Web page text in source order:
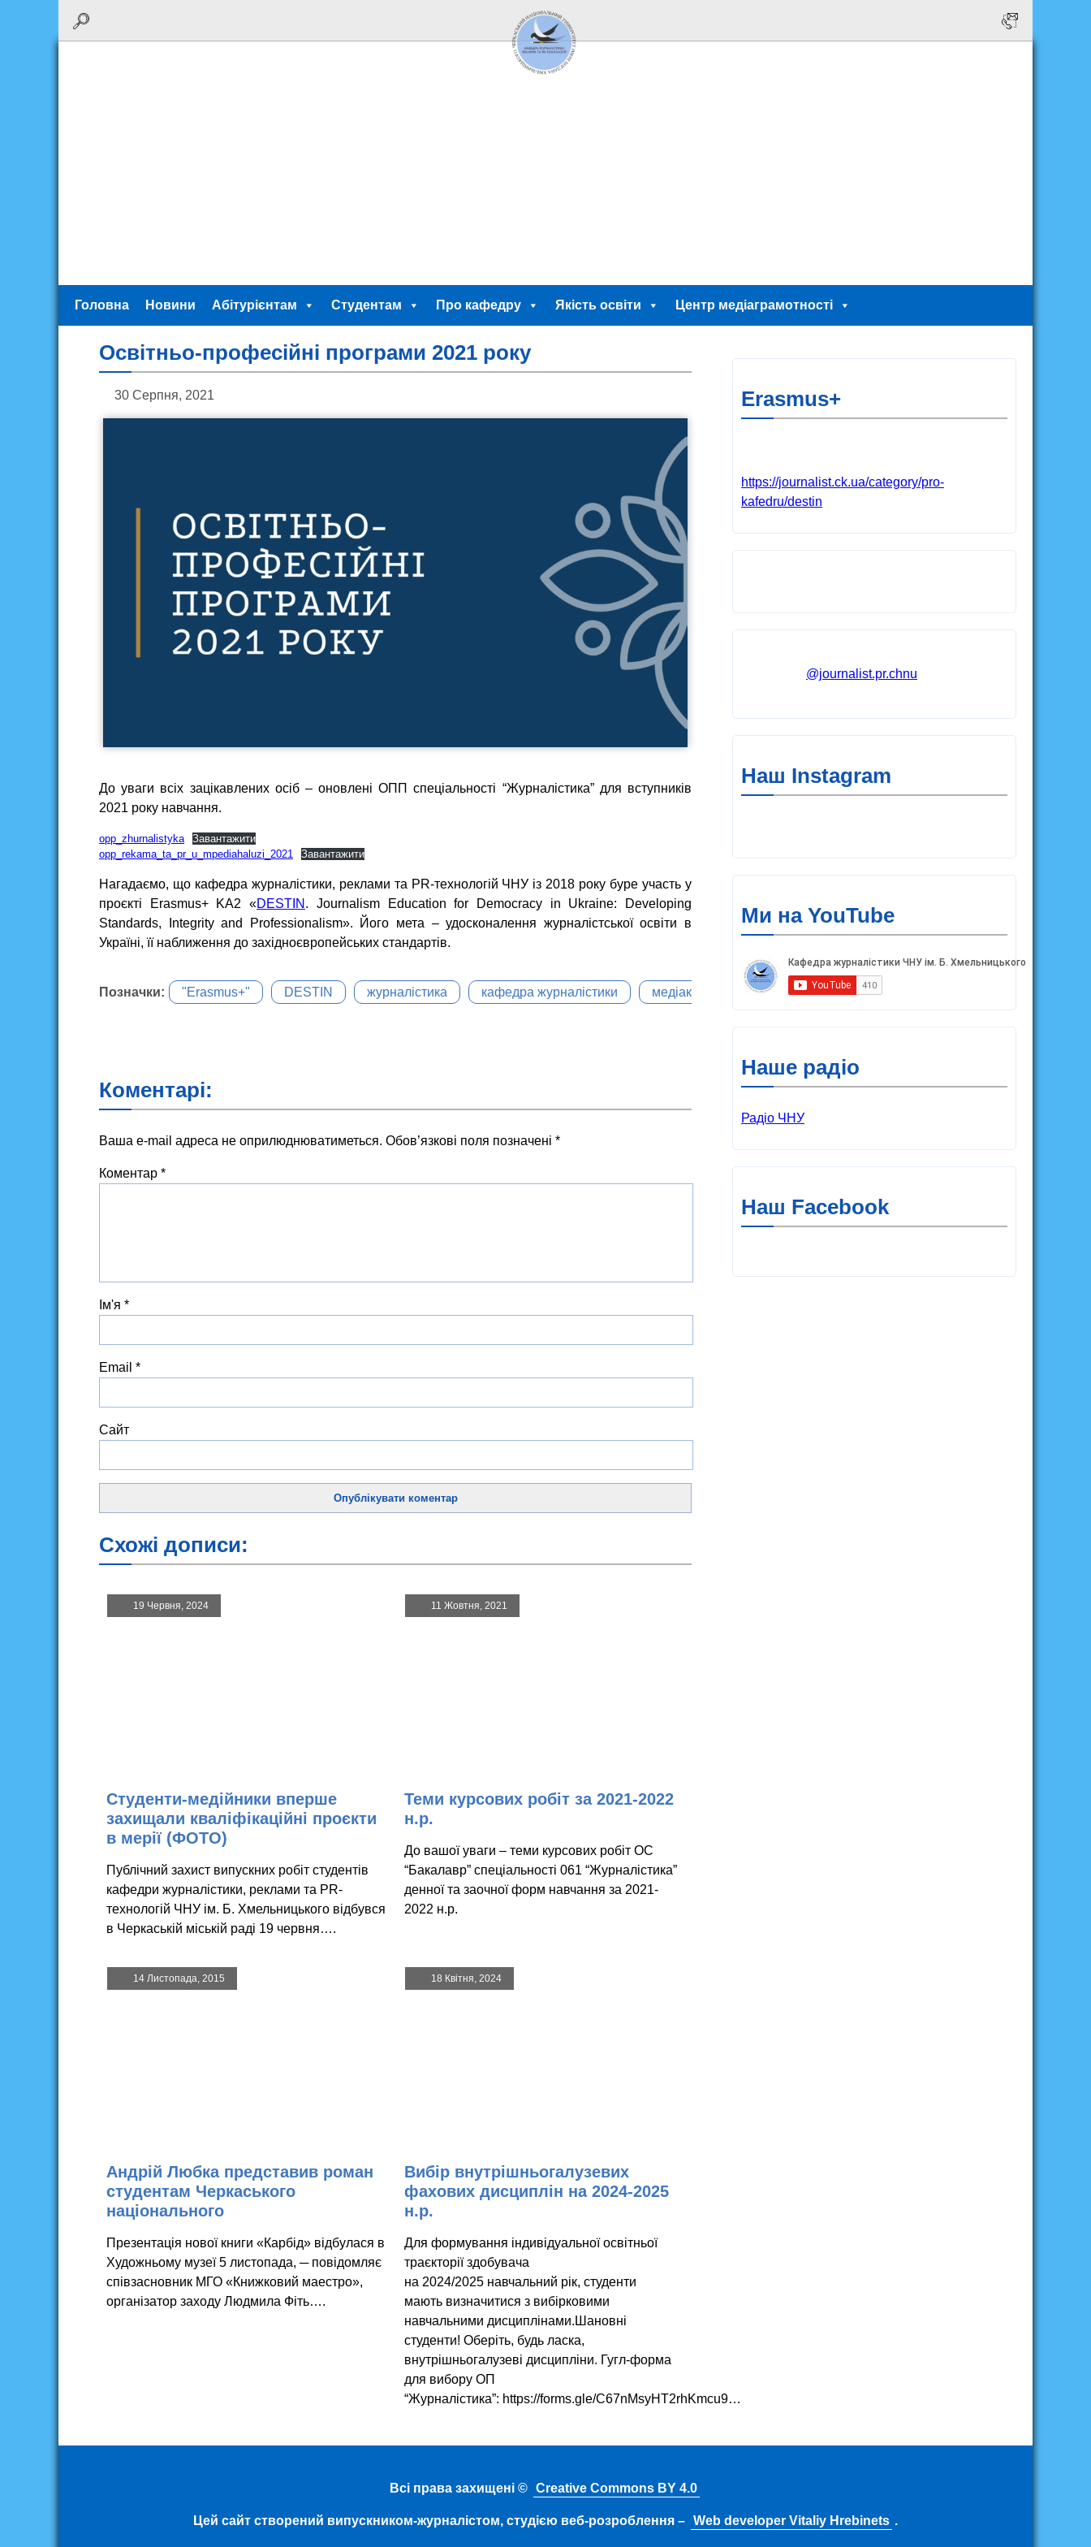
Головна Новини Абітурієнтам Студентам Про кафедру Якість освіти Центр медіаграмотності
Освітньо-професійні програми 2021 року
30 Серпня, 2021
До уваги всіх зацікавлених осіб – оновлені ОПП спеціальності “Журналістика” для вступників
2021 року навчання.
opp_zhurnalistyka
Завантажити
opp_rekama_ta_pr_u_mpediahaluzi_2021
Завантажити
Нагадаємо, що кафедра журналістики, реклами та PR-технологій ЧНУ із 2018 року буре участь у
проєкті Erasmus+ KA2 «DESTIN . Journalism Education for Democracy in Ukraine: Developing
Standards, Integrity and Professionalism». Його мета – удосконалення журналістської освіти в
Україні, її наближення до західноєвропейських стандартів.
Позначки: "Erasmus+" DESTIN журналістика кафедра журналістики медіакомунікації ЧНУ ім. Б. Хмельницького
Коментарі:
Ваша e-mail адреса не оприлюднюватиметься. Обов’язкові поля позначені *
Коментар *
Ім'я *
Email *
Сайт
Схожі дописи:
19 Червня, 2024
Студенти-медійники вперше
захищали кваліфікаційні проєкти
в мерії (ФОТО)
Публічний захист випускних робіт студентів
кафедри журналістики, реклами та PR-
технологій ЧНУ ім. Б. Хмельницького відбувся
в Черкаській міській раді 19 червня….
11 Жовтня, 2021
Теми курсових робіт за 2021-2022
н.р.
До вашої уваги – теми курсових робіт ОС
“Бакалавр” спеціальності 061 “Журналістика”
денної та заочної форм навчання за 2021-
2022 н.р.
14 Листопада, 2015
Андрій Любка представив роман
студентам Черкаського
національного
Презентація нової книги «Карбід» відбулася в
Художньому музеї 5 листопада, ─ повідомляє
співзасновник МГО «Книжковий маестро»,
організатор заходу Людмила Фіть….
18 Квітня, 2024
Вибір внутрішньогалузевих
фахових дисциплін на 2024-2025
н.р.
Для формування індивідуальної освітньої
траєкторії здобувача
на 2024/2025 навчальний рік, студенти
мають визначитися з вибірковими
навчальними дисциплінами.Шановні
студенти! Оберіть, будь ласка,
внутрішньогалузеві дисципліни. Гугл-форма
для вибору ОП
“Журналістика”: https://forms.gle/C67nMsyHT2rhKmcu9…
Erasmus+
https://journalist.ck.ua/category/pro-
kafedru/destin
@journalist.pr.chnu
Наш Instagram
Ми на YouTube
Наше радіо
Радіо ЧНУ
Наш Facebook
Всі права захищені © Creative Commons BY 4.0
Цей сайт створений випускником-журналістом, студією веб-розроблення – Web developer Vitaliy Hrebinets .